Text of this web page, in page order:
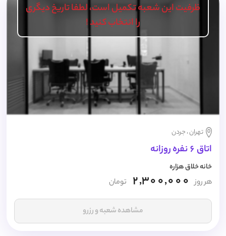
ظرفیت این شعبه تکمیل است، لطفا تاریخ دیگری
را انتخاب کنید !
تهران ، جردن
اتاق 6 نفره روزانه
خانه خلاق هزاره
هر روز 2,300,000 تومان
مشاهده شعبه و رزرو